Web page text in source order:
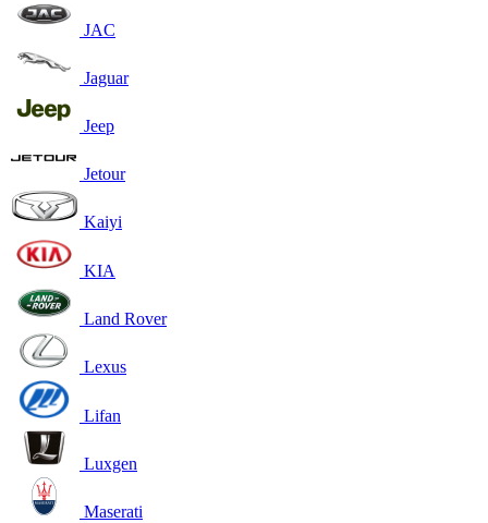
JAC
Jaguar
Jeep
Jetour
Kaiyi
KIA
Land Rover
Lexus
Lifan
Luxgen
Maserati